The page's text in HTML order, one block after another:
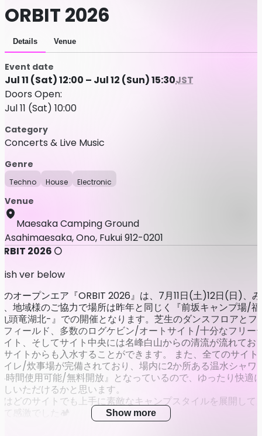
ORBIT 2026
Details Venue
Event date
Jul 11 (Sat) 12:00 – Jul 12 (Sun) 15:30JST
Doors Open:
Jul 11 (Sat) 10:00
Category
Concerts & Live Music
Genre
Techno House Electronic
Venue
Maesaka Camping Ground
Asahimaesaka, Ono, Fukui 912-0201
2026 🌕
ver below
のオープンエア『ORBIT 2026』は、7月11日(土)12日(日)、
、地域様のご協力で場所は昨年と同じく『前坂キャンプ場/
頭竜湖北-』での開催となります。芝生のダンスフロアとフ
フィールド、多数のログケビン/オートサイト/十分なフリー
イト、そしてサイト中央には名峰白山からの清流が流れてお
サイトからも入水することができます。 また、全てのサイト
イレ/炊事場が完備されており、場内に2か所ある温水シャワ
時間使用可能/無料開放』となっているので、ゆったり快適
いただけるかと思います。
はどのサイトでも上手に素敵なキャンプスタイルを展開して
て感激でした🏕️
Show more